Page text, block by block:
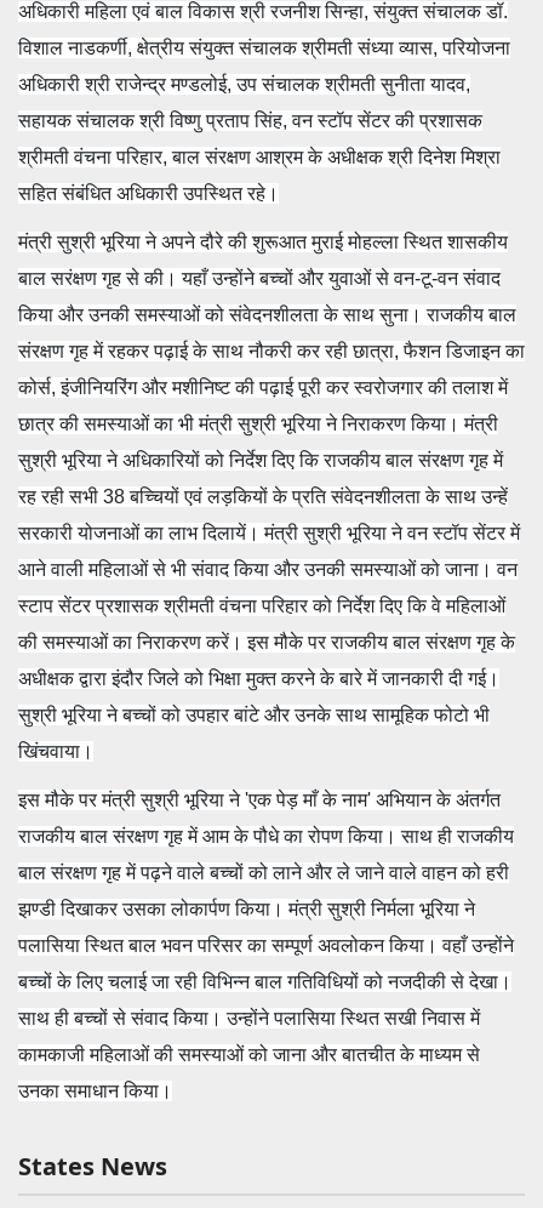
अधिकारी महिला एवं बाल विकास श्री रजनीश सिन्हा, संयुक्त संचालक डॉ.
विशाल नाडकर्णी, क्षेत्रीय संयुक्त संचालक श्रीमती संध्या व्यास, परियोजना
अधिकारी श्री राजेन्द्र मण्डलोई, उप संचालक श्रीमती सुनीता यादव,
सहायक संचालक श्री विष्णु प्रताप सिंह, वन स्टॉप सेंटर की प्रशासक
श्रीमती वंचना परिहार, बाल संरक्षण आश्रम के अधीक्षक श्री दिनेश मिश्रा
सहित संबंधित अधिकारी उपस्थित रहे।
मंत्री सुश्री भूरिया ने अपने दौरे की शुरूआत मुराई मोहल्ला स्थित शासकीय
बाल सरंक्षण गृह से की। यहाँ उन्होंने बच्चों और युवाओं से वन-टू-वन संवाद
किया और उनकी समस्याओं को संवेदनशीलता के साथ सुना। राजकीय बाल
संरक्षण गृह में रहकर पढ़ाई के साथ नौकरी कर रही छात्रा, फैशन डिजाइन का
कोर्स, इंजीनियरिंग और मशीनिष्ट की पढ़ाई पूरी कर स्वरोजगार की तलाश में
छात्र की समस्याओं का भी मंत्री सुश्री भूरिया ने निराकरण किया। मंत्री
सुश्री भूरिया ने अधिकारियों को निर्देश दिए कि राजकीय बाल संरक्षण गृह में
रह रही सभी 38 बच्चियों एवं लड़कियों के प्रति संवेदनशीलता के साथ उन्हें
सरकारी योजनाओं का लाभ दिलायें। मंत्री सुश्री भूरिया ने वन स्टॉप सेंटर में
आने वाली महिलाओं से भी संवाद किया और उनकी समस्याओं को जाना। वन
स्टाप सेंटर प्रशासक श्रीमती वंचना परिहार को निर्देश दिए कि वे महिलाओं
की समस्याओं का निराकरण करें। इस मौके पर राजकीय बाल संरक्षण गृह के
अधीक्षक द्वारा इंदौर जिले को भिक्षा मुक्त करने के बारे में जानकारी दी गई।
सुश्री भूरिया ने बच्चों को उपहार बांटे और उनके साथ सामूहिक फोटो भी
खिंचवाया।
इस मौके पर मंत्री सुश्री भूरिया ने 'एक पेड़ माँ के नाम' अभियान के अंतर्गत
राजकीय बाल संरक्षण गृह में आम के पौधे का रोपण किया। साथ ही राजकीय
बाल संरक्षण गृह में पढ़ने वाले बच्चों को लाने और ले जाने वाले वाहन को हरी
झण्डी दिखाकर उसका लोकार्पण किया। मंत्री सुश्री निर्मला भूरिया ने
पलासिया स्थित बाल भवन परिसर का सम्पूर्ण अवलोकन किया। वहाँ उन्होंने
बच्चों के लिए चलाई जा रही विभिन्न बाल गतिविधियों को नजदीकी से देखा।
साथ ही बच्चों से संवाद किया। उन्होंने पलासिया स्थित सखी निवास में
कामकाजी महिलाओं की समस्याओं को जाना और बातचीत के माध्यम से
उनका समाधान किया।
States News